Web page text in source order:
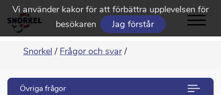
Vi använder kakor för att förbättra upplevelsen för
besökaren
Jag förstår
Snorkel / Frågor och svar /
Övriga frågor